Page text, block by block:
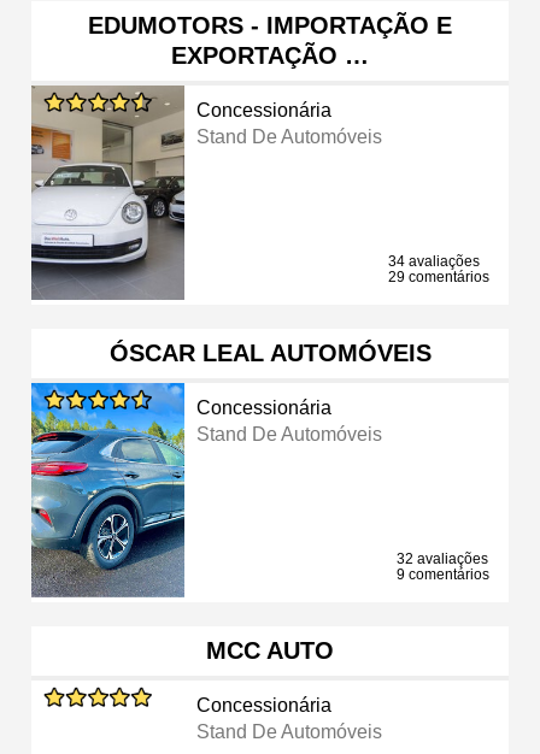
EDUMOTORS - IMPORTAÇÃO E
EXPORTAÇÃO …
Concessionária
Stand De Automóveis
34 avaliações
29 comentários
ÓSCAR LEAL AUTOMÓVEIS
Concessionária
Stand De Automóveis
32 avaliações
9 comentários
MCC AUTO
Concessionária
Stand De Automóveis